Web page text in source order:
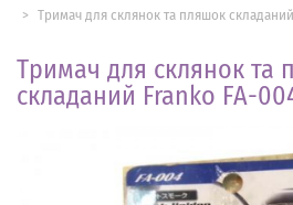
Тримач для склянок та пляшок
Тримач для склянок та
складаний Franko FA-